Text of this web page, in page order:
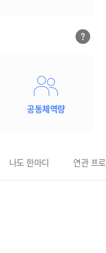
공동체역량
나도 한마디 연관 프